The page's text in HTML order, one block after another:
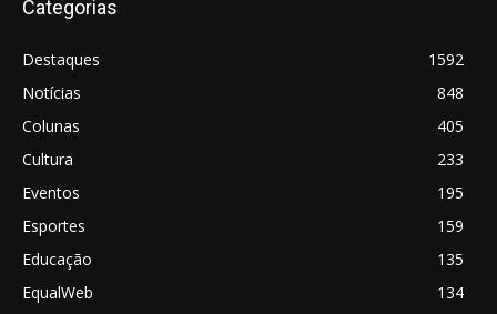
Categorias
Destaques
1592
Notícias
848
Colunas
405
Cultura
233
Eventos
195
Esportes
159
Educação
135
EqualWeb
134